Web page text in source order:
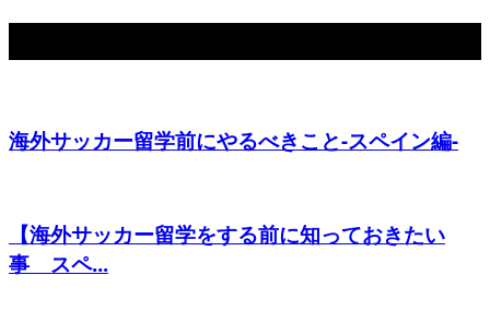
海外サッカー留学前にやるべきこと-スペイン編-
【海外サッカー留学をする前に知っておきたい
事 スペ...